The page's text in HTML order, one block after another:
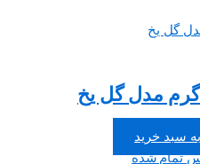
مدل گل یخ
خرید
شده